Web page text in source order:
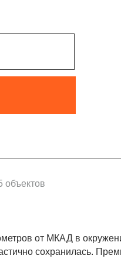
объектов
от МКАД в
сохранилась.